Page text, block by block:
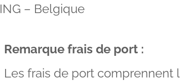
ING – Belgique
Remarque frais de port :
Les frais de port comprennent